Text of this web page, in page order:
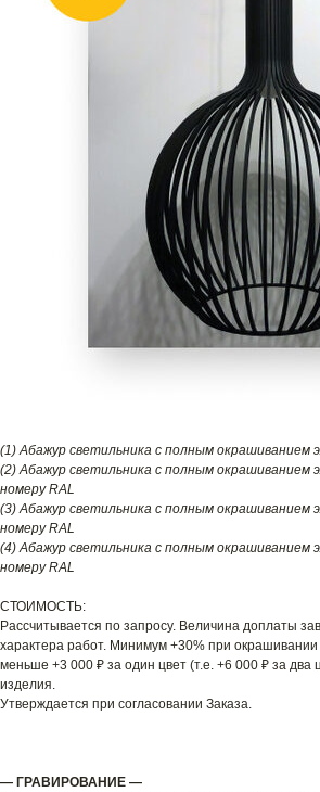
(1) Абажур светильника с полным окрашиванием
(2) Абажур светильника с полным окрашиванием
номеру RAL
(3) Абажур светильника с полным окрашиванием
номеру RAL
(4) Абажур светильника с полным окрашиванием
номеру RAL
СТОИМОСТЬ:
Рассчитывается по запросу. Величина доплаты
характера работ. Минимум +30% при окрашивании
меньше +3 000 ₽ за один цвет (т.е. +6 000 ₽ за два
изделия.
Утверждается при согласовании Заказа.
— ГРАВИРОВАНИЕ —